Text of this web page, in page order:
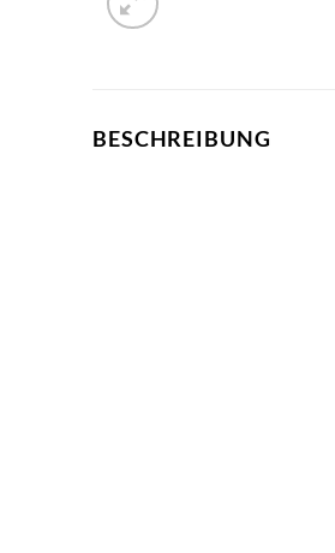
BESCHREIBUNG